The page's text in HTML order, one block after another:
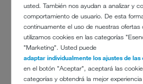
usted. También nos ayudan a analizar y
comportamiento de usuario. De esta
continuamente el uso de nuestras ofertas
utilizamos cookies en las categorías
"Marketing". Usted puede
adaptar individualmente los ajustes de las
en el botón "Aceptar", aceptará las
categorías y obtendrá la mejor